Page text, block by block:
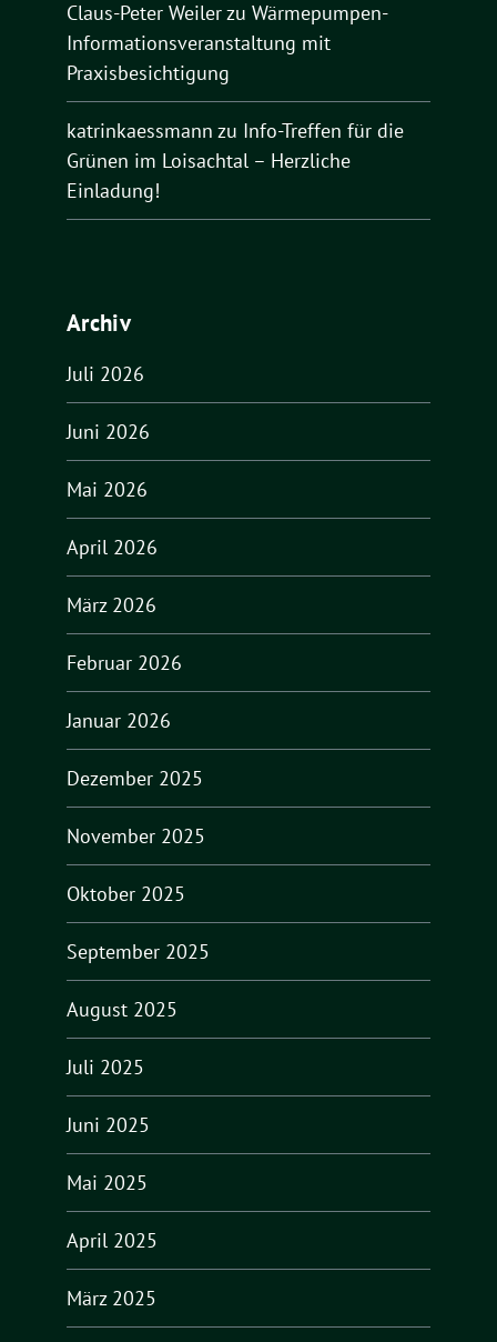
Claus-Peter Weilerzu Wärmepumpen-
Informationsveranstaltung mit
Praxisbesichtigung
katrinkaessmann zu Info-Treffen für die
Grünen im Loisachtal – Herzliche
Einladung!
Archiv
Juli 2026
Juni 2026
Mai 2026
April 2026
März 2026
Februar 2026
Januar 2026
Dezember 2025
November 2025
Oktober 2025
September 2025
August 2025
Juli 2025
Juni 2025
Mai 2025
April 2025
März 2025